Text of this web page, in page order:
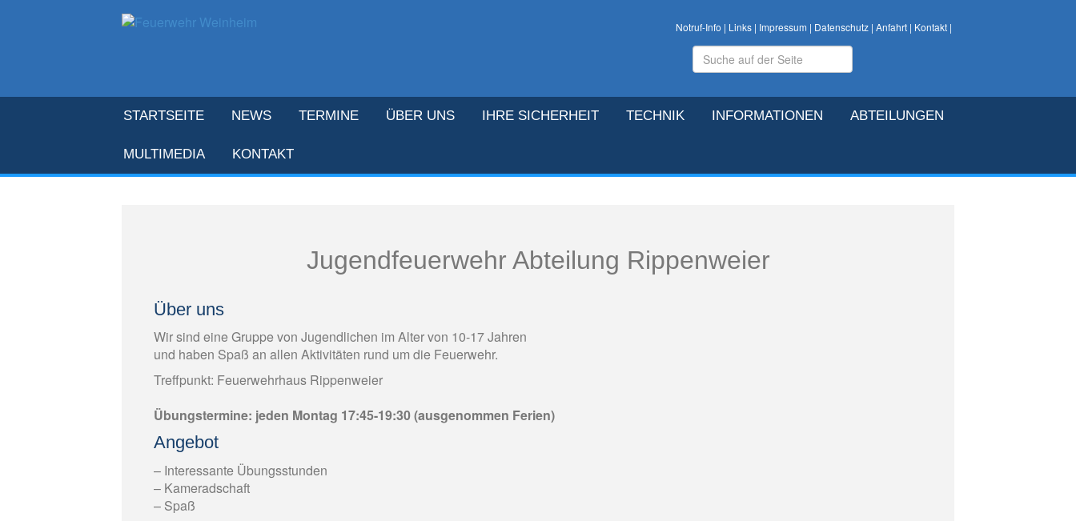
Notruf-Info | Links| Impressum | Datenschutz| Anfahrt| Kontakt|
STARTSEITE NEWS TERMINE ÜBER UNS IHRE SICHERHEIT TECHNIK INFORMATIONEN ABTEILUNGEN
MULTIMEDIA KONTAKT
Jugendfeuerwehr Abteilung Rippenweier
Über uns
Wir sind eine Gruppe von Jugendlichen im Alter von 10-17 Jahren
und haben Spaß an allen Aktivitäten rund um die Feuerwehr.
Treffpunkt: Feuerwehrhaus Rippenweier
Übungstermine: jeden Montag 17:45-19:30 (ausgenommen Ferien)
Angebot
– Interessante Übungsstunden
– Kameradschaft
– Spaß